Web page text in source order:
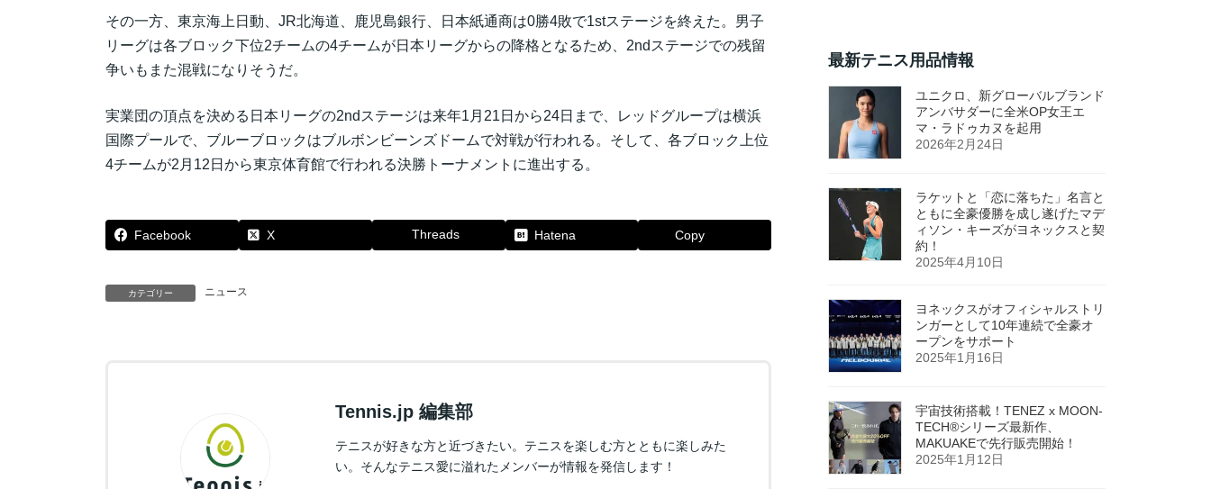
その一方、東京海上日動、JR北海道、鹿児島銀行、日本紙通商は0勝4敗で1stステージを終えた。男子
リーグは各ブロック下位2チームの4チームが日本リーグからの降格となるため、2ndステージでの残留
争いもまた混戦になりそうだ。
実業団の頂点を決める日本リーグの2ndステージは来年1月21日から24日まで、レッドグループは横浜
国際プールで、ブルーブロックはブルボンビーンズドームで対戦が行われる。そして、各ブロック上位
4チームが2月12日から東京体育館で行われる決勝トーナメントに進出する。
Facebook X Threads Hatena Copy
カテゴリー ニュース
Tennis.jp 編集部
テニスが好きな方と近づきたい。テニスを楽しむ方とともに楽しみた
い。そんなテニス愛に溢れたメンバーが情報を発信します！
最新テニス用品情報
ユニクロ、新グローバルブランド
アンバサダーに全米OP女王エ
マ・ラドゥカヌを起用
2026年2月24日
ラケットと「恋に落ちた」名言と
ともに全豪優勝を成し遂げたマデ
ィソン・キーズがヨネックスと契
約！
2025年4月10日
ヨネックスがオフィシャルストリ
ンガーとして10年連続で全豪オ
ープンをサポート
2025年1月16日
宇宙技術搭載！TENEZ x MOON-
TECH®シリーズ最新作、
MAKUAKEで先行販売開始！
2025年1月12日